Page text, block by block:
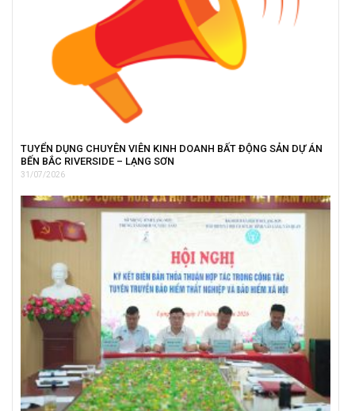
TUYỂN DỤNG CHUYÊN VIÊN KINH DOANH BẤT ĐỘNG SẢN DỰ ÁN
BẾN BẮC RIVERSIDE – LẠNG SƠN
31/07/2026